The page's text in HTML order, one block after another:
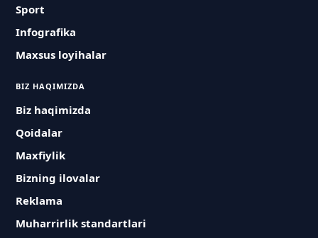
Sport
Infografika
Maxsus loyihalar
BIZ HAQIMIZDA
Biz haqimizda
Qoidalar
Maxfiylik
Bizning ilovalar
Reklama
Muharrirlik standartlari